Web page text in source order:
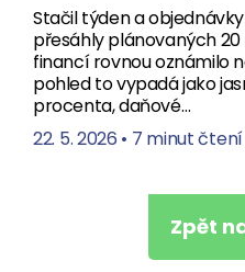
Stačil týden a
přesáhly plánovaných
financí rovnou oznámilo
pohled to vypadá jako
procenta, daňové…
22. 5. 2026 • 7 minut čtení
Zpět